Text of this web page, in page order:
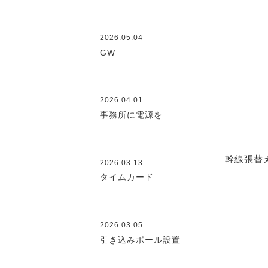
幹線張替
2026.05.04
GW
2026.04.01
事務所に電源を
2026.03.13
タイムカード
2026.03.05
引き込みポール設置